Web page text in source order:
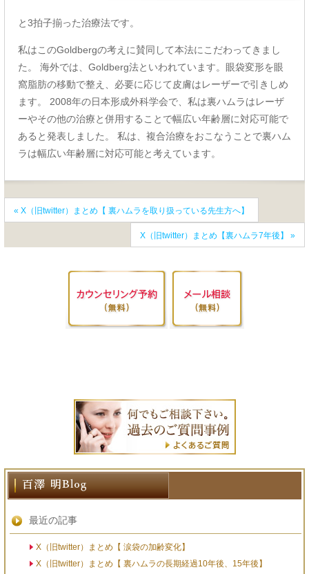
と3拍子揃った治療法です。
私はこのGoldbergの考えに賛同して本法にこだわってきまし
た。 海外では、Goldberg法といわれています。眼袋変形を眼
窩脂肪の移動で整え、必要に応じて皮膚はレーザーで引きしめ
ます。 2008年の日本形成外科学会で、私は裏ハムラはレーザ
ーやその他の治療と併用することで幅広い年齢層に対応可能で
あると発表しました。 私は、複合治療をおこなうことで裏ハム
ラは幅広い年齢層に対応可能と考えています。
« X（旧twitter）まとめ【 裏ハムラを取り扱っている先生方へ】
X（旧twitter）まとめ【裏ハムラ7年後】 »
最近の記事
X（旧twitter）まとめ【 涙袋の加齢変化】
X（旧twitter）まとめ【 裏ハムラの長期経過10年後、15年後】